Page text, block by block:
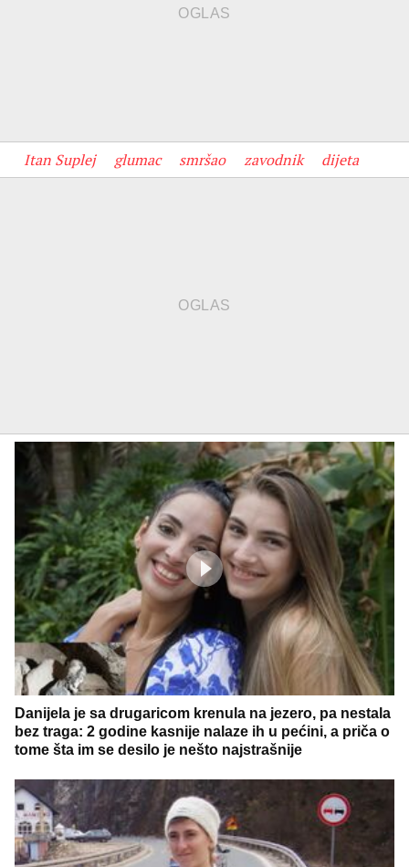
Itan Suplej glumac smršao zavodnik dijeta
Danijela je sa drugaricom krenula na jezero, pa nestala
bez traga: 2 godine kasnije nalaze ih u pećini, a priča o
tome šta im se desilo je nešto najstrašnije